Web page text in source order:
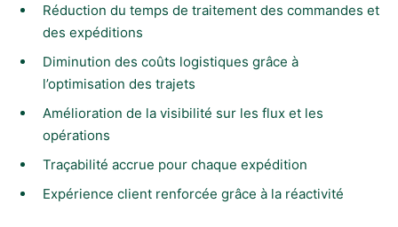
Réduction du temps de traitement des commandes et
des expéditions
Diminution des coûts logistiques grâce à
l’optimisation des trajets
Amélioration de la visibilité sur les flux et les
opérations
Traçabilité accrue pour chaque expédition
Expérience client renforcée grâce à la réactivité